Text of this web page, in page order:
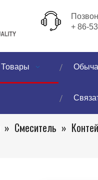
+ 86-
Товары
» Смеситель »